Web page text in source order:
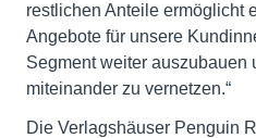
restlichen Anteile ermöglicht
Angebote für unsere
Segment weiter auszubauen
miteinander zu vernetzen.“
Die Verlagshäuser Penguin